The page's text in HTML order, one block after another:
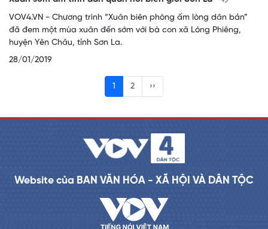
VOV4.VN - Chương trình “Xuân biên phòng ấm lòng dân bản”
đã đem một mùa xuân đến sớm với bà con xã Lóng Phiêng,
huyện Yên Châu, tỉnh Sơn La.
28/01/2019
1 2 ››
Website của BAN VĂN HÓA - XÃ HỘI VÀ DÂN TỘC